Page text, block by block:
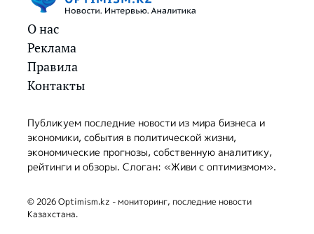
О нас
Реклама
Правила
Контакты
Публикуем последние новости из мира бизнеса и
экономики, события в политической жизни,
экономические прогнозы, собственную аналитику,
рейтинги и обзоры. Слоган: «Живи с оптимизмом».
© 2026 Optimism.kz - мониторинг, последние новости
Казахстана.